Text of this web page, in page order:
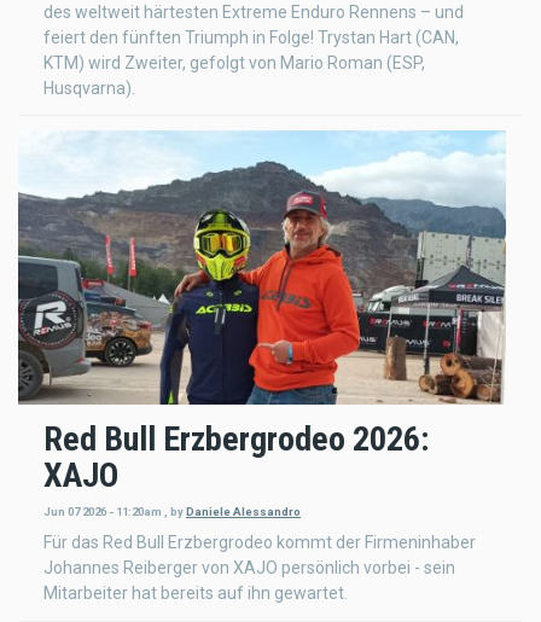
des weltweit härtesten Extreme Enduro Rennens – und
feiert den fünften Triumph in Folge! Trystan Hart (CAN,
KTM) wird Zweiter, gefolgt von Mario Roman (ESP,
Husqvarna).
Red Bull Erzbergrodeo 2026:
XAJO
Jun 07 2026 - 11:20am byDaniele Alessandro
Für das Red Bull Erzbergrodeo kommt der Firmeninhaber
Johannes Reiberger von XAJO persönlich vorbei - sein
Mitarbeiter hat bereits auf ihn gewartet.